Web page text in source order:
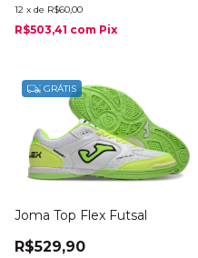
12 x de R$60,00
R$503,41 com Pix
GRÁTIS
Joma Top Flex Futsal
R$529,90